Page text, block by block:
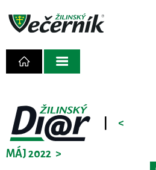
<
MÁJ 2022 >